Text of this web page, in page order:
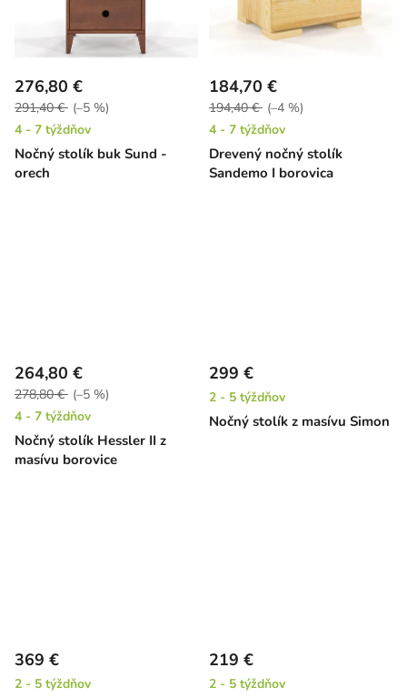
Nočný stolík buk Sund -
orech
276,80 €
291,40 € (–5 %)
4 - 7 týždňov
Drevený nočný stolík
Sandemo I borovica
184,70 €
194,40 € (–4 %)
4 - 7 týždňov
Nočný stolík Hessler II z
masívu borovice
264,80 €
278,80 € (–5 %)
4 - 7 týždňov
Nočný stolík z masívu Simon
299 €
2 - 5 týždňov
369 €
2 - 5 týždňov
219 €
2 - 5 týždňov